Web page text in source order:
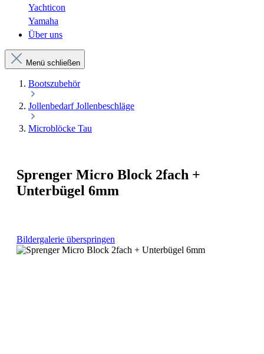
Yachticon
Yamaha
Über uns
Menü schließen
Bootszubehör
Jollenbedarf Jollenbeschläge
Microblöcke Tau
Sprenger Micro Block 2fach +
Unterbügel 6mm
Bildergalerie überspringen